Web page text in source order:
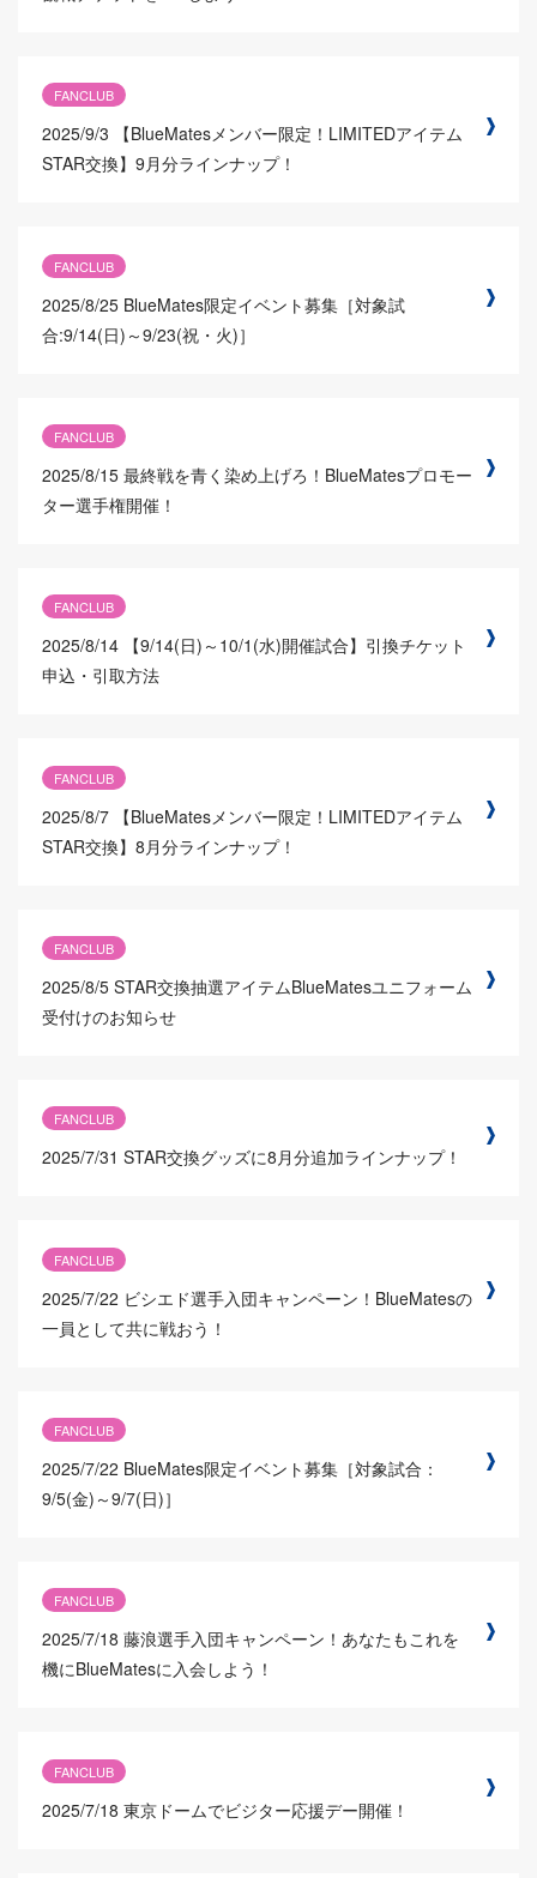
FANCLUB
2025/9/3
【BlueMatesメンバー限定！LIMITEDアイテム
STAR交換】9月分ラインナップ！
FANCLUB
2025/8/25 BlueMates限定イベント募集［対象試
合:9/14(日)～9/23(祝・火)］
FANCLUB
2025/8/15 最終戦を青く染め上げろ！BlueMatesプロモー
ター選手権開催！
FANCLUB
2025/8/14 【9/14(日)～10/1(水)開催試合】引換チケット
申込・引取方法
FANCLUB
2025/8/7 【BlueMatesメンバー限定！LIMITEDアイテム
STAR交換】8月分ラインナップ！
FANCLUB
2025/8/5 STAR交換抽選アイテムBlueMatesユニフォーム
受付けのお知らせ
FANCLUB
2025/7/31 STAR交換グッズに8月分追加ラインナップ！
FANCLUB
2025/7/22 ビシエド選手入団キャンペーン！BlueMatesの
一員として共に戦おう！
FANCLUB
2025/7/22 BlueMates限定イベント募集［対象試合：
9/5(金)～9/7(日)］
FANCLUB
2025/7/18 藤浪選手入団キャンペーン！あなたもこれを
機にBlueMatesに入会しよう！
FANCLUB
2025/7/18 東京ドームでビジター応援デー開催！